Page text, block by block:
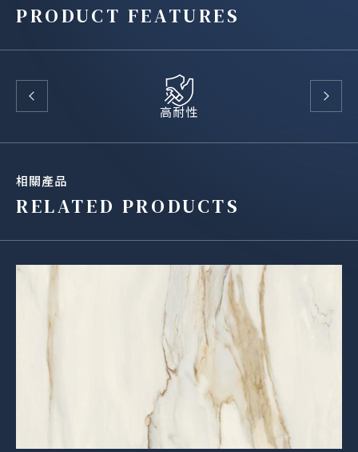
PRODUCT FEATURES
高耐性
相關產品
RELATED PRODUCTS